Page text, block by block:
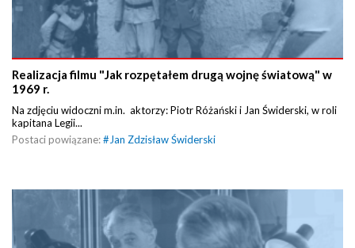
Realizacja filmu "Jak rozpętałem drugą wojnę światową" w
1969 r.
Na zdjęciu widoczni m.in. aktorzy: Piotr Różański i Jan Świderski, w roli
kapitana Legii...
Postaci powiązane:# Jan Zdzisław Świderski